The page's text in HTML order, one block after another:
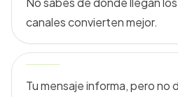
canales convierten mejor.
Tu mensaje informa, pero no